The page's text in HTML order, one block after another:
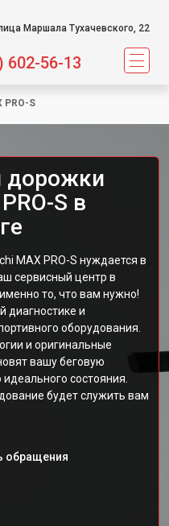
Маршала Тухачевского, 22
602-56-13
PRO-S
дорожки
S в
MAX PRO-S нуждается в
сервисный центр в
то, что вам нужно!
диагностике и
оборудования.
и оригинальные
вашу беговую
состояния.
будет служить вам
обращения